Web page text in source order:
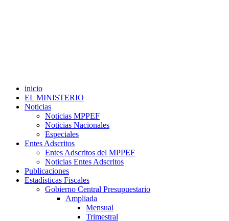
inicio
EL MINISTERIO
Noticias
Noticias MPPEF
Noticias Nacionales
Especiales
Entes Adscritos
Entes Adscritos del MPPEF
Noticias Entes Adscritos
Publicaciones
Estadísticas Fiscales
Gobierno Central Presupuestario
Ampliada
Mensual
Trimestral